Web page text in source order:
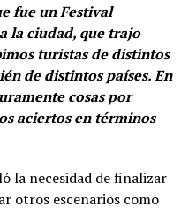
fue un Festival
la ciudad, que trajo
turistas de distintos
de distintos países. En
cosas por
aciertos en términos
la necesidad de finalizar
otros escenarios como